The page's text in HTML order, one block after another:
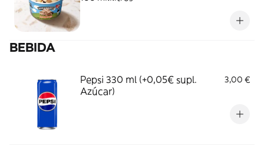
BEBIDA
Pepsi 330 ml (+0,05€ supl.
Azúcar)
3,00 €